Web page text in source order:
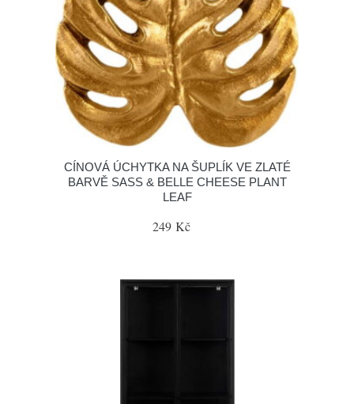
CÍNOVÁ ÚCHYTKA NA ŠUPLÍK VE ZLATÉ
BARVĚ SASS & BELLE CHEESE PLANT
LEAF
249 Kč